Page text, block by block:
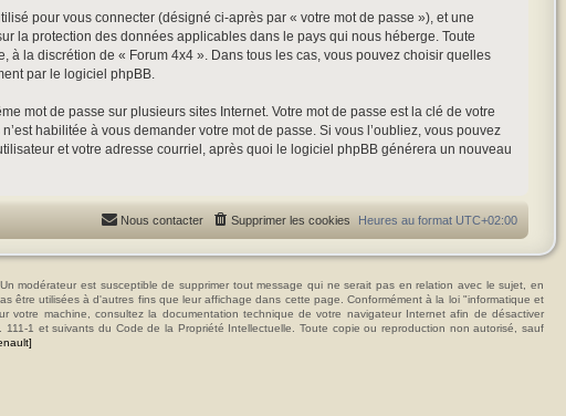
pour vous connecter (désigné ci-après par « votre mot de passe »), et une
la protection des données applicables dans le pays qui nous héberge. Toute
à la discrétion de « Forum 4x4 ». Dans tous les cas, vous pouvez choisir quelles
par le logiciel phpBB.
mot de passe sur plusieurs sites Internet. Votre mot de passe est la clé de votre
habilitée à vous demander votre mot de passe. Si vous l’oubliez, vous pouvez
et votre adresse courriel, après quoi le logiciel phpBB générera un nouveau
Heures au formatUTC+02:00
Supprimer les cookies
Nous contacter
modérateur est susceptible de supprimer tout message qui ne serait pas en relation avec le sujet, en
être utilisées à d'autres fins que leur affichage dans cette page. Conformément à la loi "informatique et
machine, consultez la documentation technique de votre navigateur Internet afin de désactiver
1 et suivants du Code de la Propriété Intellectuelle. Toute copie ou reproduction non autorisé, sauf